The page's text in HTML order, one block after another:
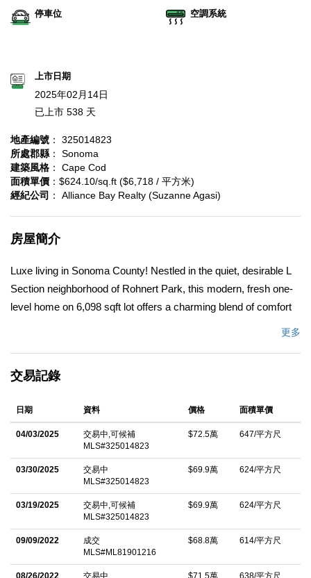
停車位 空調系統
上市日期
2025年02月14日
已上市 538 天
地產編號 ： 325014823
所處郡縣 ： Sonoma
建築風格 ： Cape Cod
面積單價 ：$624.10/sq.ft ($6,718 / 平方米)
經紀公司 ： Alliance Bay Realty (Suzanne Agasi)
房屋簡介
Luxe living in Sonoma County! Nestled in the quiet, desirable L
Section neighborhood of Rohnert Park, this modern, fresh one-
level home on 6,098 sqft lot offers a charming blend of comfort
throughout plus a phenomenal floor plan. Fenced-in front yard
backyard w/Pergola is perfect for al fresco dining, entertaining,
gardening, relaxing, stargazing and fun for your pets. 2-Car
Garage w/storage and sink, washer/dryer hookups. Nest and
Ring Camera. Newer Furnace + A/C. Roof just 4.5 years old.
Handy Storage Shed. Close proximity to great schools, Helen
Putnam and Ladybug Parks, Community Garden, hiking, vibrant
access. This property offers the ideal balance of suburban
更多
交易記錄
日期 資料 價格 面積單價
04/03/2025
交易中,可候補
MLS#325014823
$72.5萬 647/平方尺
03/30/2025
交易中
MLS#325014823
$69.9萬 624/平方尺
03/19/2025
交易中,可候補
MLS#325014823
$69.9萬 624/平方尺
09/09/2022
成交
MLS#ML81901216
$68.8萬 614/平方尺
08/26/2022 交易中 $71.5萬 638/平方尺